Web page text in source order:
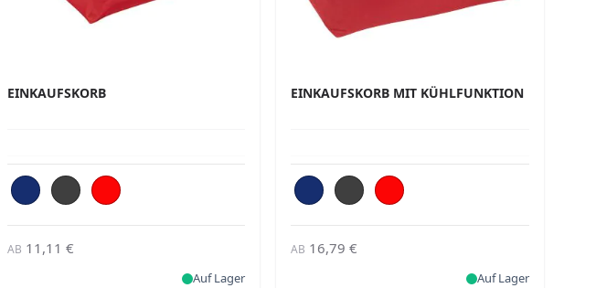
EINKAUFSKORB
AB 11,11 €
Auf Lager
EINKAUFSKORB MIT KÜHLFUNKTION
AB 16,79 €
Auf Lager